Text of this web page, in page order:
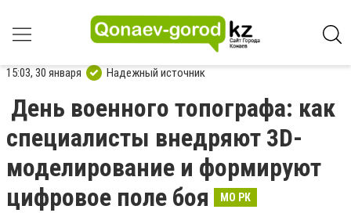
15:03, 30 января Надежный источник
День военного топографа: как
специалисты внедряют 3D-
моделирование и формируют
цифровое поле боя
МО РК